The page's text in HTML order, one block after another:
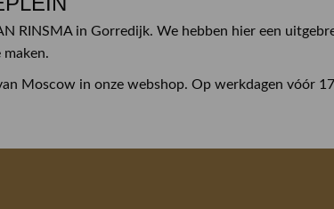
RINSMA in Gorredijk. We hebben hier een
maken.
Moscow in onze webshop. Op werkdagen vóór